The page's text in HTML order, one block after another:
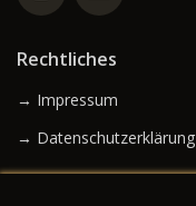
Rechtliches
→ Impressum
→ Datenschutzerklärung